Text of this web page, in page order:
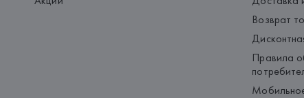
Возврат
Правила